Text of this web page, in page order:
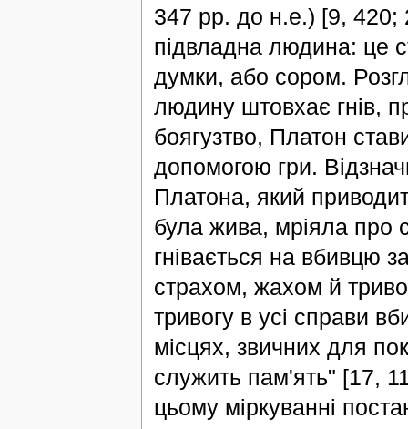
347 рр. до н.е.) [9, 420;
підвладна людина: це
думки, або сором.
людину штовхає гнів,
боягузтво, Платон
допомогою гри.
Платона, який
була жива, мріяла про
гнівається на вбивцю
страхом, жахом й
тривогу в усі справи
місцях, звичних для
служить пам'ять" [17,
цьому міркуванні